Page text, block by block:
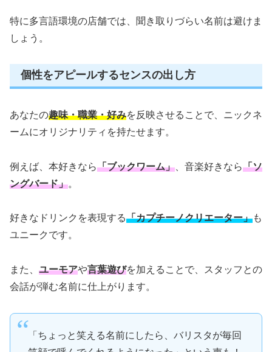
特に多言語環境の店舗では、聞き取りづらい名前は避けま
しょう。
個性をアピールするセンスの出し方
あなたの趣味・職業・好みを反映させることで、ニックネ
ームにオリジナリティを持たせます。
例えば、本好きなら「ブックワーム」 、音楽好きなら「ソ
ングバード」。
好きなドリンクを表現する「カプチーノクリエーター」も
ユニークです。
また、 ユーモアや言葉遊びを加えることで、スタッフとの
会話が弾む名前に仕上がります。
「ちょっと笑える名前にしたら、バリスタが毎回